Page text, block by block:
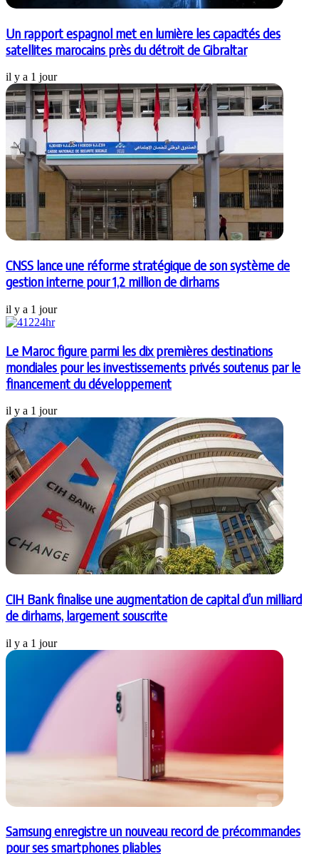
Un rapport espagnol met en lumière les capacités des
satellites marocains près du détroit de Gibraltar
il y a 1 jour
CNSS lance une réforme stratégique de son système de
gestion interne pour 1,2 million de dirhams
il y a 1 jour
Le Maroc figure parmi les dix premières destinations
mondiales pour les investissements privés soutenus par le
financement du développement
il y a 1 jour
CIH Bank finalise une augmentation de capital d’un milliard
de dirhams, largement souscrite
il y a 1 jour
Samsung enregistre un nouveau record de précommandes
pour ses smartphones pliables